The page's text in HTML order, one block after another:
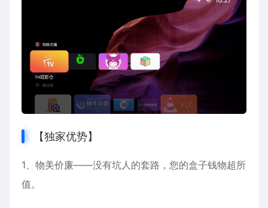
【独家优势】
1、物美价廉——没有坑人的套路，您的盒子钱物超所
值。